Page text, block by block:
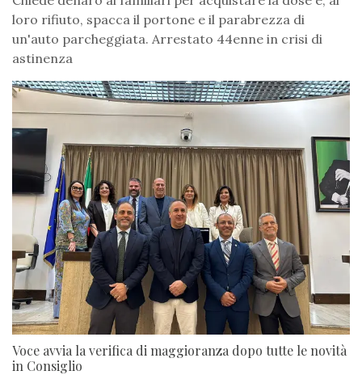
loro rifiuto, spacca il portone e il parabrezza di
un'auto parcheggiata. Arrestato 44enne in crisi di
astinenza
Voce avvia la verifica di maggioranza dopo tutte le novità
in Consiglio